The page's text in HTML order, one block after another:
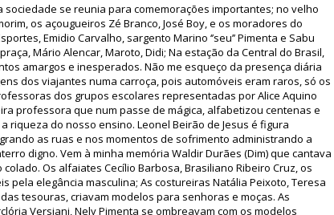
sociedade se reunia para comemorações importantes; no velho
os açougueiros Zé Branco, José Boy, e os moradores do
Emidio Carvalho, sargento Marino ‘’seu’’ Pimenta e Sabu
Mário Alencar, Maroto, Didi; Na estação da Central do Brasil,
amargos e inesperados. Não me esqueço da presença diária
dos viajantes numa carroça, pois automóveis eram raros, só os
dos grupos escolares representadas por Alice Aquino
professora que num passe de mágica, alfabetizou centenas e
riqueza do nosso ensino. Leonel Beirão de Jesus é figura
as ruas e nos momentos de sofrimento administrando a
digno. Vem à minha memória Waldir Durães (Dim) que cantava
Os alfaiates Cecílio Barbosa, Brasiliano Ribeiro Cruz, os
pela elegância masculina; As costureiras Natália Peixoto, Teresa
tesouras, criavam modelos para senhoras e moças. As
Versiani, Nely Pimenta se ombreavam com os modelos